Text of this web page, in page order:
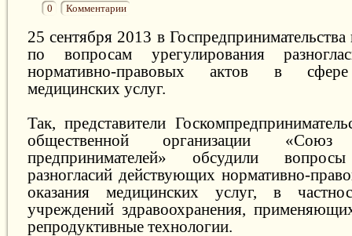
0 Комментарии
25 сентября 2013 в
по вопросам урегулирования
нормативно-правовых актов в сфере
медицинских услуг.
Так, представители
общественной организации
предпринимателей» обсудили вопросы
разногласий действующих нормативно-
оказания медицинских услуг, в
учреждений здравоохранения,
репродуктивные технологии.